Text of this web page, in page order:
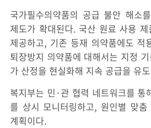
국가필수의약품의 공급 불안 해소
제도가 확대된다. 국산 원료 사용
제공하고, 기존 등재 의약품에도 적
퇴장방지 의약품에 대해서는 지정
가 산정을 현실화해 지속 공급을 유
복지부는 민·관 협력 네트워크를 통
를 상시 모니터링하고, 원인별 맞
계획이다.